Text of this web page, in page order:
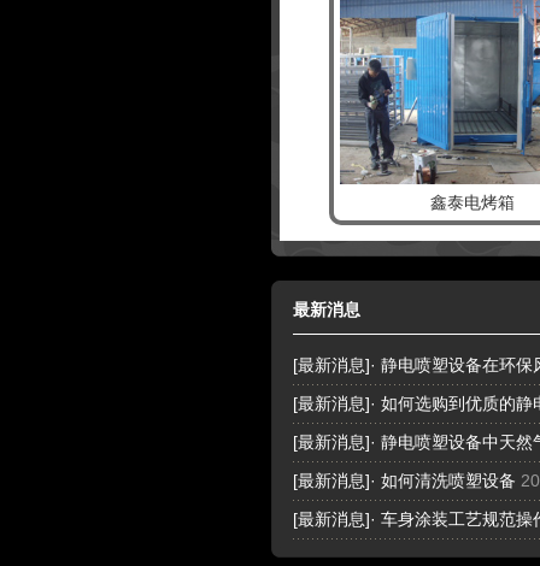
鑫泰电烤箱
最新消息
[最新消息]· 静电喷塑设备在环保
[最新消息]· 如何选购到优质的静
[最新消息]· 静电喷塑设备中天然
[最新消息]· 如何清洗喷塑设备
[最新消息]· 车身涂装工艺规范操